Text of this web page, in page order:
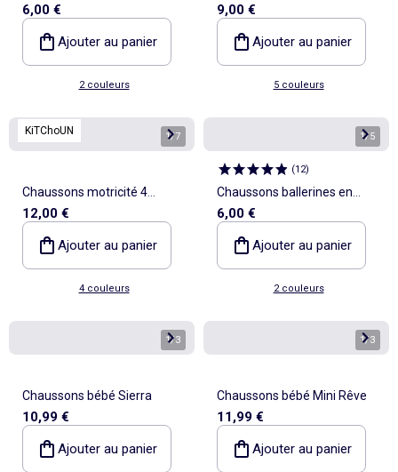
éponge
6,00 €
Ajouter au panier
2 couleurs
retourner' - Kitchoun
9,00 €
Ajouter au panier
5 couleurs
KiTChoUN 1/7
Chaussons motricité 4
'marcher' - Kitchoun
12,00 €
Ajouter au panier
4 couleurs
1/5
(12)
Chaussons ballerines en
éponge
6,00 €
Ajouter au panier
2 couleurs
1/3
Chaussons bébé Sierra
10,99 €
Ajouter au panier
1/3
Chaussons bébé Mini Rêve
11,99 €
Ajouter au panier